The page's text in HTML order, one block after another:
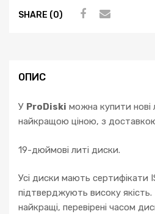
SHARE (0)
ОПИС
У ProDiski можна купити нові
найкращою ціною, з доставкою
19-дюймові литі диски.
Усі диски мають сертифікати
підтверджують високу
найкращі, перевірені часом